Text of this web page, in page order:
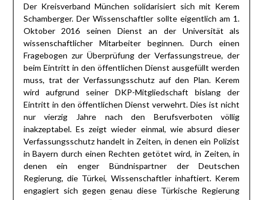
Der Kreisverband München solidarisiert sich mit Kerem
Schamberger. Der Wissenschaftler sollte eigentlich am 1.
Oktober 2016 seinen Dienst an der Universität als
wissenschaftlicher Mitarbeiter beginnen. Durch einen
Fragebogen zur Überprüfung der Verfassungstreue, der
beim Eintritt in den öffentlichen Dienst ausgefüllt werden
muss, trat der Verfassungsschutz auf den Plan. Kerem
wird aufgrund seiner DKP-Mitgliedschaft bislang der
Eintritt in den öffentlichen Dienst verwehrt. Dies ist nicht
nur vierzig Jahre nach den Berufsverboten völlig
inakzeptabel. Es zeigt wieder einmal, wie absurd dieser
Verfassungsschutz handelt in Zeiten, in denen ein Polizist
in Bayern durch einen Rechten getötet wird, in Zeiten, in
denen ein enger Bündnispartner der Deutschen
Regierung, die Türkei, Wissenschaftler inhaftiert. Kerem
engagiert sich gegen genau diese Türkische Regierung